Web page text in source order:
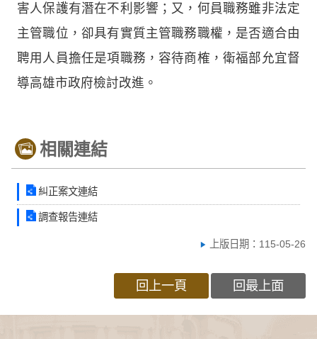
害人保護有潛在不利影響；又，何員職務雖非法定
主管職位，卻具有實質主管職務職權，是否適合由
聘用人員擔任是項職務，容待商榷，衛福部允宜督
導高雄市政府檢討改進。
相關連結
糾正案文連結
調查報告連結
上版日期：115-05-26
回上一頁 回最上面